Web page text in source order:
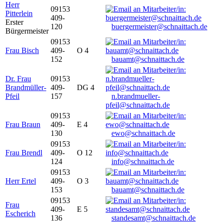
Herr
Pitterlein
Erster
Bürgermeister
09153
409-
120
buergermeister@schnaittach.de
Frau Bisch
09153
409-
152
O 4
bauamt@schnaittach.de
Dr. Frau
Brandmüller-
Pfeil
09153
409-
157
DG 4
n.brandmueller-
pfeil@schnaittach.de
Frau Braun
09153
409-
130
E 4
ewo@schnaittach.de
Frau Brendl
09153
409-
124
O 12
info@schnaittach.de
Herr Ertel
09153
409-
153
O 3
bauamt@schnaittach.de
Frau
Escherich
09153
409-
136
E 5
standesamt@schnaittach.de